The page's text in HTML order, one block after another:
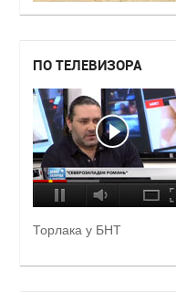
ПО ТЕЛЕВИЗОРА
Торлака у БНТ